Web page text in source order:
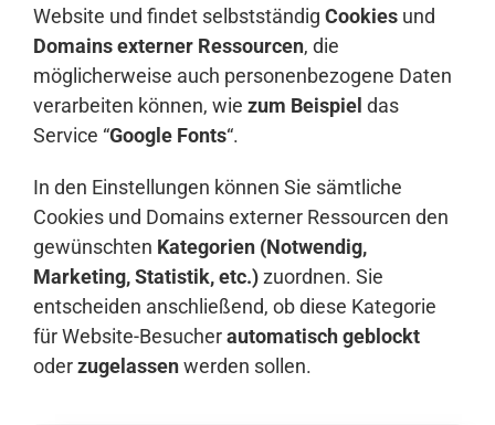
Website und findet selbstständig Cookies und
Domains externer Ressourcen, die
möglicherweise auch personenbezogene Daten
verarbeiten können, wie zum Beispiel das
Service “Google Fonts“.
In den Einstellungen können Sie sämtliche
Cookies und Domains externer Ressourcen den
gewünschten Kategorien (Notwendig,
Marketing, Statistik, etc.)zuordnen. Sie
entscheiden anschließend, ob diese Kategorie
für Website-Besucherautomatisch geblockt
oderzugelassenwerden sollen.